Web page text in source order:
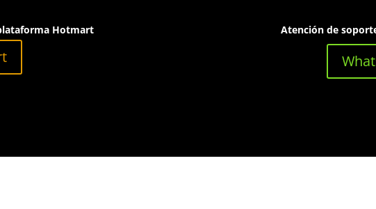
Hotmart Atención de